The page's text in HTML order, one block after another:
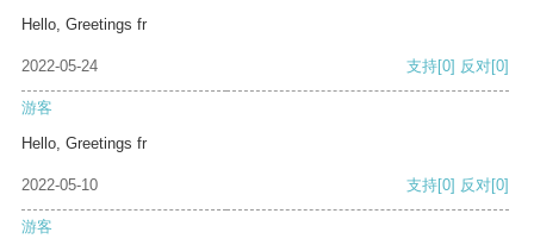
Hello, Greetings fr
2022-05-24 支持[0] 反对[0]
游客
Hello, Greetings fr
2022-05-10 支持[0] 反对[0]
游客